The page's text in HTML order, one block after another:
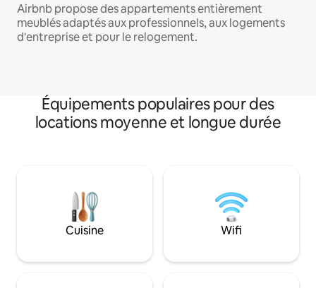
Airbnb propose des appartements entièrement
meublés adaptés aux professionnels, aux logements
d'entreprise et pour le relogement.
Équipements populaires pour des
locations moyenne et longue durée
Cuisine Wifi